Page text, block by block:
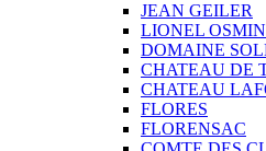
JEAN GEILER
LIONEL
DOMAINE
CHATEAU DE
CHATEAU
FLORES
FLORENSAC